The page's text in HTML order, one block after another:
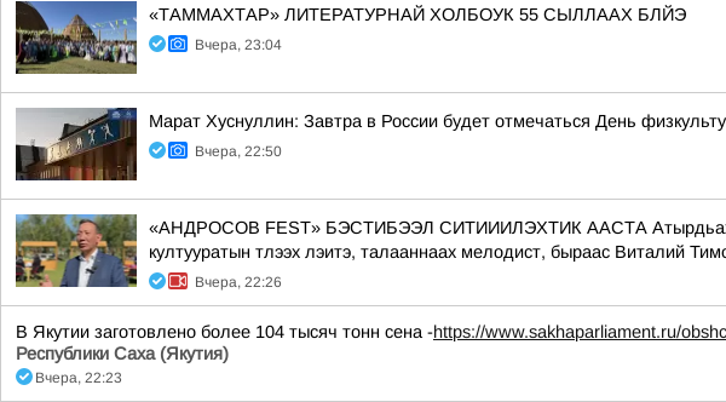
«ТАММАХТАР» ЛИТЕРАТУРНАЙ ХОЛБОУК 55 СЫЛЛААХ БЛЙЭ
Вчера, 23:04
Марат Хуснуллин: Завтра в России будет отмечаться День
Вчера, 22:50
«АНДРОСОВ FEST» БЭСТИБЭЭЛ СИТИИИЛЭХТИК ААСТА Атырдьах
култууратын тлээх лэитэ, талааннаах мелодист, быраас Виталий
Вчера, 22:26
В Якутии заготовлено более 104 тысяч тонн сена -https://www.sakhaparliament.ru/
Республики Саха (Якутия)
Вчера, 22:23